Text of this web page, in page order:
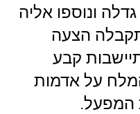
ונוספו אליה
הצעה
קבע
על אדמות
המפעל.